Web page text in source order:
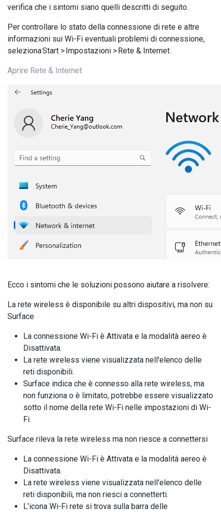
verifica che i sintomi siano quelli descritti di seguito.
Per controllare lo stato della connessione di rete e altre
informazioni sui Wi-Fi eventuali problemi di connessione,
seleziona Start > Impostazioni > Rete & Internet .
Aprire Rete & Internet
Ecco i sintomi che le soluzioni possono aiutare a risolvere:
La rete wireless è disponibile su altri dispositivi, ma non su
Surface
La connessione Wi-Fi è Attivata e la modalità aereo è
Disattivata.
La rete wireless viene visualizzata nell'elenco delle
reti disponibili.
Surface indica che è connesso alla rete wireless, ma
non funziona o è limitato, potrebbe essere visualizzato
sotto il nome della rete Wi-Fi nelle impostazioni di Wi-
Fi.
Surface rileva la rete wireless ma non riesce a connettersi
La connessione Wi-Fi è Attivata e la modalità aereo è
Disattivata.
La rete wireless viene visualizzata nell'elenco delle
reti disponibili, ma non riesci a connetterti.
L’icona Wi-Fi rete si trova sulla barra delle